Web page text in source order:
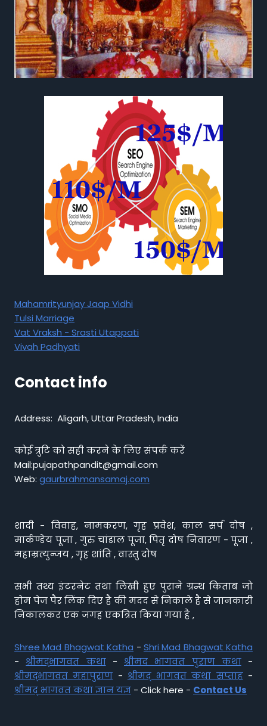
Mahamrityunjay Jaap Vidhi
Tulsi Marriage
Vat Vraksh - Srasti Utappati
Vivah Padhyati
Contact info
Address: Aligarh, Uttar Pradesh, India
कोई त्रुटि को सही करने के लिए संपर्क करें
Mail:pujapathpandit@gmail.com
Web: gaurbrahmansamaj.com
शादी - विवाह, नामकरण, गृह प्रवेश, काल सर्प दोष ,
मार्कण्डेय पूजा , गुरु चांडाल पूजा, पितृ दोष निवारण - पूजा ,
महाम्रत्युन्जय , गृह शांति , वास्तु दोष
सभी तथ्य इंटरनेट तथा लिखी हुए पुराने ग्रन्थ किताब जो
होम पेज पैर लिंक दिए है की मदद से निकाले है से जानकारी
निकालकर एक जगह एकत्रित किया गया है ,
Shree Mad Bhagwat Katha - Shri Mad Bhagwat Katha
- श्रीमद्भागवत कथा- श्रीमद भागवत पुराण कथा-
श्रीमद्भागवत महापुराण - श्रीमद् भागवत कथा सप्ताह-
श्रीमद् भागवत कथा ज्ञान यज्ञ - Click here - Contact Us